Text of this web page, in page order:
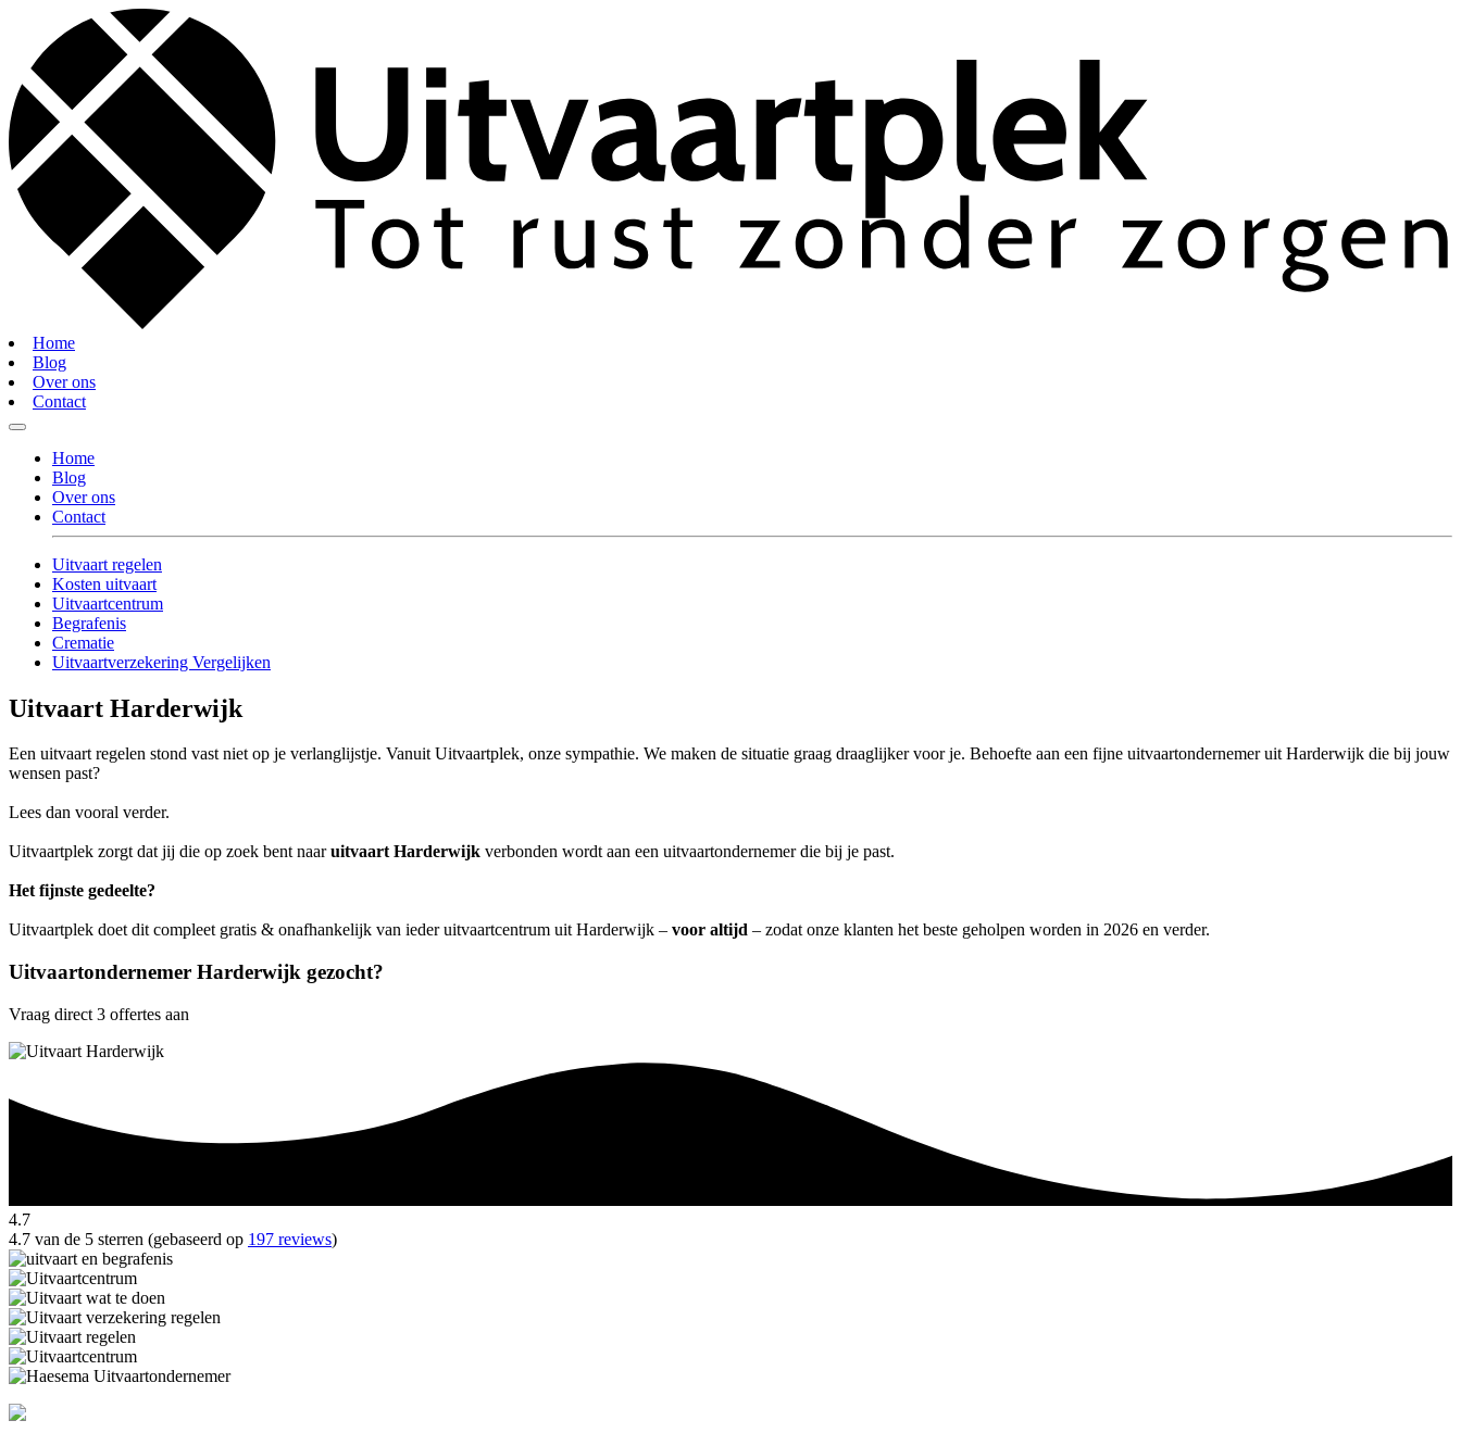
Home
Blog
Over ons
Contact
Home
Blog
Over ons
Contact
Uitvaart regelen
Kosten uitvaart
Uitvaartcentrum
Begrafenis
Crematie
Uitvaartverzekering Vergelijken
Uitvaart Harderwijk
Een uitvaart regelen stond vast niet op je verlanglijstje. Vanuit Uitvaartplek, onze sympathie. We maken de situatie graag draaglijker voor je. Behoefte aan een fijne uitvaartondernemer uit Harderwijk die bij jouw
wensen past?
Lees dan vooral verder.
Uitvaartplek zorgt dat jij die op zoek bent naaruitvaart Harderwijk verbonden wordt aan een uitvaartondernemer die bij je past.
Het fijnste gedeelte?
Uitvaartplek doet dit compleet gratis & onafhankelijk van ieder uitvaartcentrum uit Harderwijk – voor altijd – zodat onze klanten het beste geholpen worden in 2026 en verder.
Uitvaartondernemer Harderwijk gezocht?
Vraag direct 3 offertes aan
4.7
4.7 van de 5 sterren (gebaseerd op 197 reviews)